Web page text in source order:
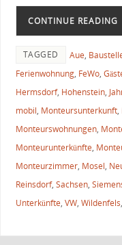
CONTINUE READING
TAGGED Aue,
Ferienwohnung, FeWo,
Hermsdorf, Hohenstein,
mobil, Monteursunterkunft,
Monteurswohnungen,
Monteurunterkünfte,
Monteurzimmer, Mosel,
Reinsdorf, Sachsen,
Unterkünfte, VW, Wildenfels,